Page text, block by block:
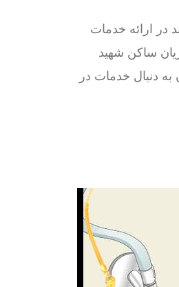
توانمند در ارائه خدمات
ساکن شهيد
دنبال خدمات در